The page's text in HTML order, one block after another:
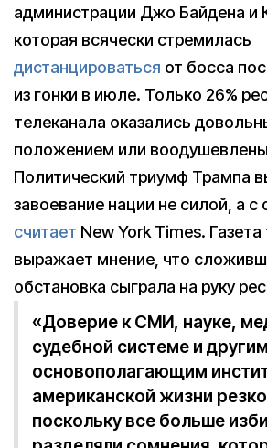
администрации Джо Байдена и
которая всячески стремилась
дистанцироваться от босса
из гонки в июле. Только 26%
телеканала оказались
положением или
Политический триумф Трампа
завоевание нации не силой, а с
считает New York Times.
выражает мнение, что
обстановка сыграла на руку
«Доверие к СМИ, науке,
судебной системе и другим
основополагающим
американской жизни
поскольку все больше